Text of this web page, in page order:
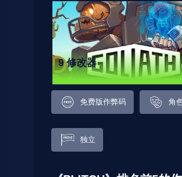
9 修改器
免费版作弊码 角
独立